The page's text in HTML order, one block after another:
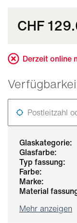
glaskategorie:
glasfarbe:
typ fassung:
farbe:
marke:
material
Mehr anzeigen
CHF
Derzeit online
Postleitzahl